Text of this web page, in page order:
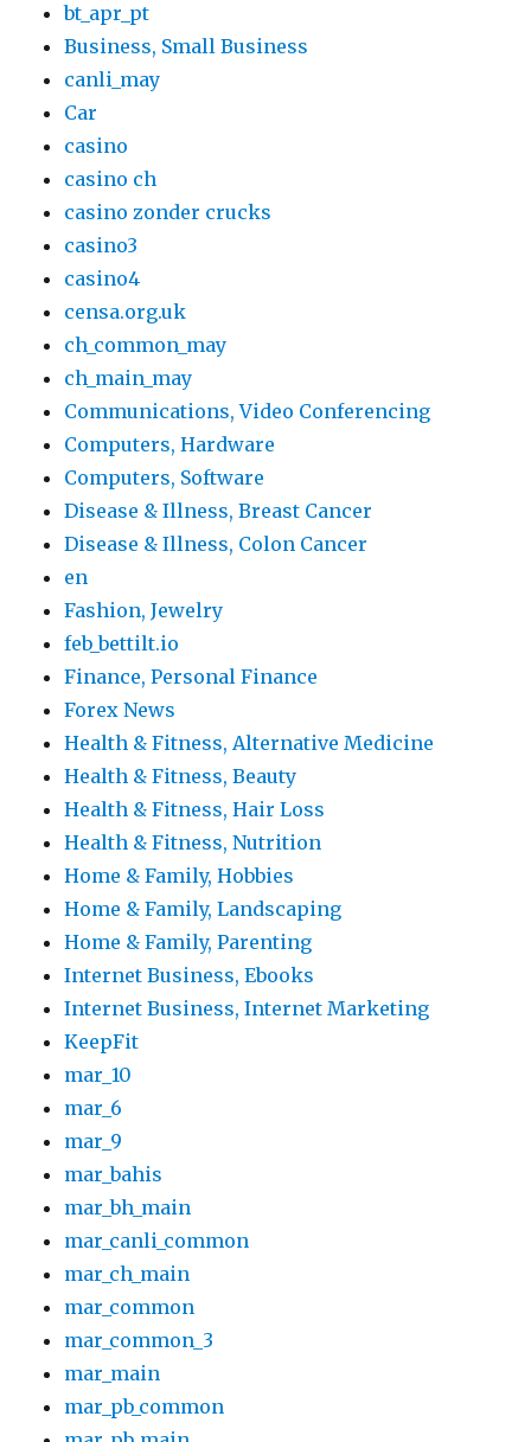
bt_apr_pt
Business, Small Business
canli_may
Car
casino
casino ch
casino zonder crucks
casino3
casino4
censa.org.uk
ch_common_may
ch_main_may
Communications, Video Conferencing
Computers, Hardware
Computers, Software
Disease & Illness, Breast Cancer
Disease & Illness, Colon Cancer
en
Fashion, Jewelry
feb_bettilt.io
Finance, Personal Finance
Forex News
Health & Fitness, Alternative Medicine
Health & Fitness, Beauty
Health & Fitness, Hair Loss
Health & Fitness, Nutrition
Home & Family, Hobbies
Home & Family, Landscaping
Home & Family, Parenting
Internet Business, Ebooks
Internet Business, Internet Marketing
KeepFit
mar_10
mar_6
mar_9
mar_bahis
mar_bh_main
mar_canli_common
mar_ch_main
mar_common
mar_common_3
mar_main
mar_pb_common